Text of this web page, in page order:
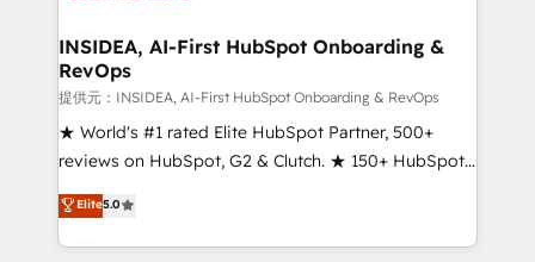
INSIDEA, AI-First HubSpot Onboarding &
RevOps
提供元：INSIDEA, AI-First HubSpot Onboarding & RevOps
★ World's #1 rated Elite HubSpot Partner, 500+
reviews on HubSpot, G2 & Clutch. ★ 150+ HubSpot
Certified Experts & Trainers across the team ★
1,500+ implementations across five continents ★ AI-
First, RevOps-led, Onboarding obsessed ★
Elite5.0